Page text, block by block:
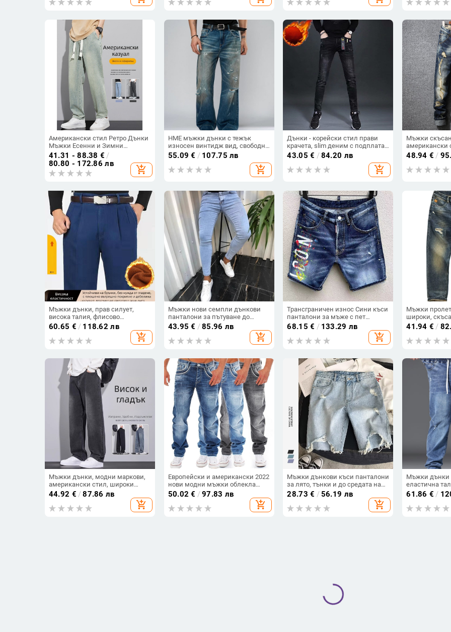
Американски стил Ретро Дънки
Мъжки Есенни и Зимни
Свободни Прави Широки
Панталони Модна Марка 2024
Ново Пристигане Дълги
Панталони за Пролет и Есен
41.31 - 88.38 € /
80.80 - 172.86 лв
add_shopping_cart
HME мъжки дънки с тежък
износен винтидж вид, свободна
кройка, прав крак, деним
55.09 € / 107.75 лв
add_shopping_cart
Дънки - корейски стил прави
крачета, slim деним с подплата
от флис (средна талия, памучен
деним, подплата от флис)
43.05 € /84.20 лв
add_shopping_cart
Мъжки
американски
Хонконг,
универсални,
модерни,
панталони,
48.94 € /
Мъжки дънки, прав силует,
висока талия, флисово
подплътяване, двойни плиси,
висока еластичност
60.65 € / 118.62 лв
add_shopping_cart
Мъжки нови семпли дънкови
панталони за пътуване до
работа, слим крой, малък крак,
модни красиви дънки
43.95 € /85.96 лв
add_shopping_cart
Трансграничен износ Сини къси
панталони за мъже с пет
четвърти панталони, боядисани
модерни мъжки износни дънки
Aliexpress за мъже
68.15 € / 133.29 лв
add_shopping_cart
Мъжки
широки,
японски стил
41.94 € /
Мъжки дънки, модни маркови,
американски стил, широки
панталони, нови пролетни и
есенни широки прави
панталони, ретро, 2024 г.
44.92 € /87.86 лв
add_shopping_cart
Европейски и американски 2022
нови модни мъжки облекла
бели ципове с изтъркани
свободни прави панталони с
отворена линия
50.02 € /97.83 лв
add_shopping_cart
Мъжки дънкови къси панталони
за лято, тънки и до средата на
бедрото, корейски стил, с
разкъсвания, пет джоба
28.73 € /56.19 лв
add_shopping_cart
Мъжки дънки
еластична
пристягане, с
детайли,
61.86 € /